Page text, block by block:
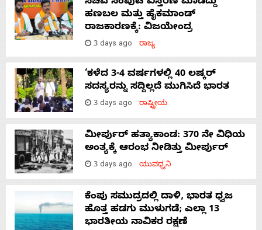
ಹಣಬಲ ಮತ್ತು ಹೈಕಮಾಂಡ್
ರಾಜಕಾರಣಕ್ಕೆ: ವಿಜಯೇಂದ್ರ
3 days ago ರಾಜ್ಯ
‘ಕಳೆದ 3-4 ವರ್ಷಗಳಲ್ಲಿ 40 ಲಷ್ಕರ್
ಸದಸ್ಯರನ್ನು ಸದ್ದಿಲ್ಲದೆ ಮುಗಿಸಿದೆ ಭಾರತ
3 days ago ರಾಷ್ಟ್ರೀಯ
ಮೀರ್ಪುರ್ ಹತ್ಯಾಕಾಂಡ: 370 ನೇ ವಿಧಿಯ
ಅಂತ್ಯಕ್ಕೆ ಆರಂಭ ನೀಡಿತ್ತು ಮೀರ್ಪುರ್
3 days ago ಯುವಧ್ವನಿ
ಕೆಂಪು ಸಮುದ್ರದಲ್ಲಿ ದಾಳಿ, ಭಾರತ ಧ್ವಜ
ಹೊತ್ತ ಹಡಗು ಮುಳುಗಡೆ; ಎಲ್ಲಾ 13
ಭಾರತೀಯ ನಾವಿಕರ ರಕ್ಷಣೆ